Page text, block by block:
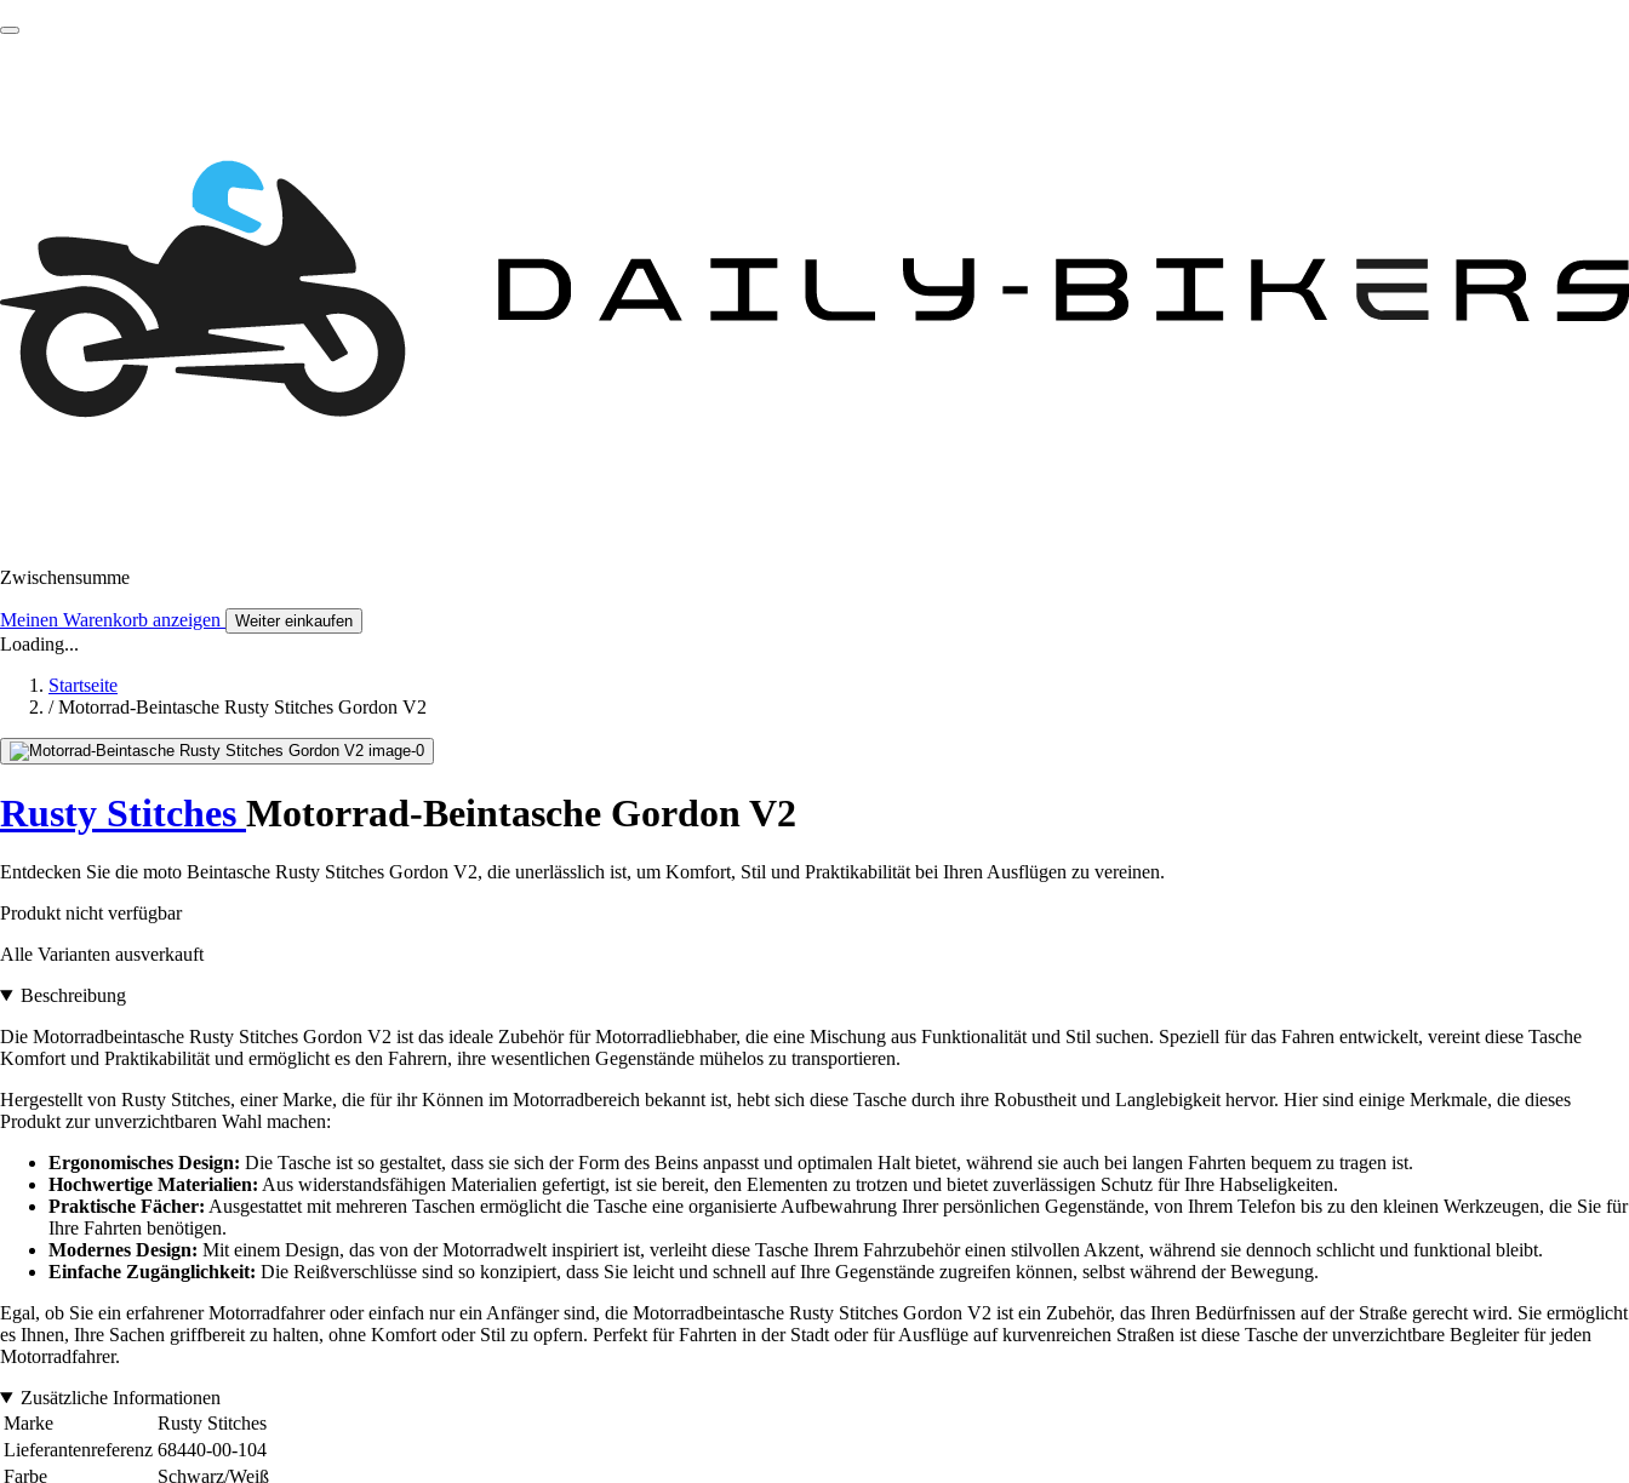
Zwischensumme
Meinen Warenkorb anzeigen Weiter einkaufen
Loading...
Startseite
/ Motorrad-Beintasche Rusty Stitches Gordon V2
Rusty Stitches Motorrad-Beintasche Gordon V2
Entdecken Sie die moto Beintasche Rusty Stitches Gordon V2, die unerlässlich ist, um Komfort, Stil und Praktikabilität bei Ihren Ausflügen zu vereinen.
Produkt nicht verfügbar
Alle Varianten ausverkauft
Beschreibung
Die Motorradbeintasche Rusty Stitches Gordon V2 ist das ideale Zubehör für Motorradliebhaber, die eine Mischung aus Funktionalität und Stil suchen. Speziell für das Fahren entwickelt, vereint diese Tasche
Komfort und Praktikabilität und ermöglicht es den Fahrern, ihre wesentlichen Gegenstände mühelos zu transportieren.
Hergestellt von Rusty Stitches, einer Marke, die für ihr Können im Motorradbereich bekannt ist, hebt sich diese Tasche durch ihre Robustheit und Langlebigkeit hervor. Hier sind einige Merkmale, die dieses
Produkt zur unverzichtbaren Wahl machen:
Ergonomisches Design: Die Tasche ist so gestaltet, dass sie sich der Form des Beins anpasst und optimalen Halt bietet, während sie auch bei langen Fahrten bequem zu tragen ist.
Hochwertige Materialien: Aus widerstandsfähigen Materialien gefertigt, ist sie bereit, den Elementen zu trotzen und bietet zuverlässigen Schutz für Ihre Habseligkeiten.
Praktische Fächer: Ausgestattet mit mehreren Taschen ermöglicht die Tasche eine organisierte Aufbewahrung Ihrer persönlichen Gegenstände, von Ihrem Telefon bis zu den kleinen Werkzeugen, die Sie für
Ihre Fahrten benötigen.
Modernes Design: Mit einem Design, das von der Motorradwelt inspiriert ist, verleiht diese Tasche Ihrem Fahrzubehör einen stilvollen Akzent, während sie dennoch schlicht und funktional bleibt.
Einfache Zugänglichkeit: Die Reißverschlüsse sind so konzipiert, dass Sie leicht und schnell auf Ihre Gegenstände zugreifen können, selbst während der Bewegung.
Egal, ob Sie ein erfahrener Motorradfahrer oder einfach nur ein Anfänger sind, die Motorradbeintasche Rusty Stitches Gordon V2 ist ein Zubehör, das Ihren Bedürfnissen auf der Straße gerecht wird. Sie ermöglicht
es Ihnen, Ihre Sachen griffbereit zu halten, ohne Komfort oder Stil zu opfern. Perfekt für Fahrten in der Stadt oder für Ausflüge auf kurvenreichen Straßen ist diese Tasche der unverzichtbare Begleiter für jeden
Motorradfahrer.
Zusätzliche Informationen
Marke
Rusty Stitches
Lieferantenreferenz 68440-00-104
Farbe
Schwarz/Weiß